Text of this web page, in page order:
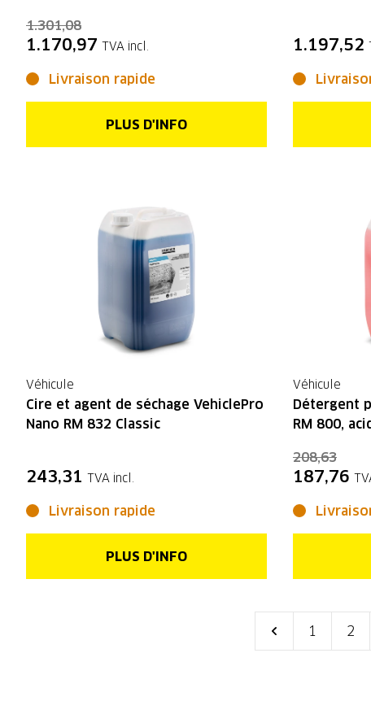
1.301,08
1.170,97 TVA incl.
Livraison rapide
PLUS D'INFO
1.197,52
Véhicule
Cire et agent de séchage VehiclePro
Nano RM 832 Classic
243,31 TVA incl.
Livraison rapide
PLUS D'INFO
Véhicule
Détergent
RM 800,
208,63
187,76
1 2